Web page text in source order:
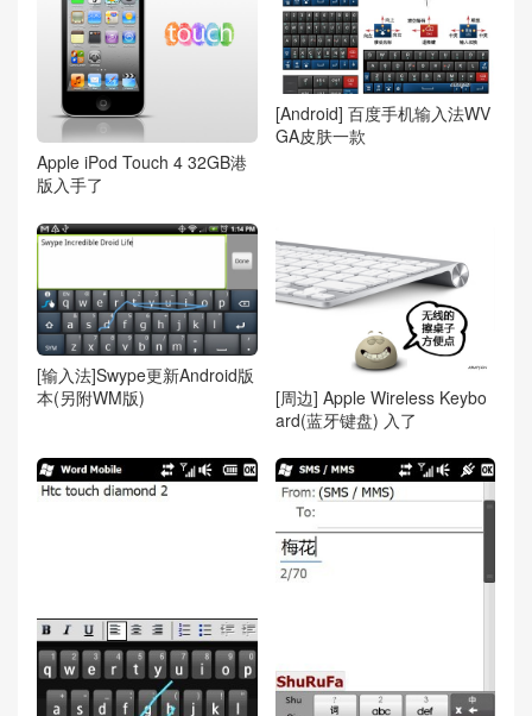
Apple iPod Touch 4 32GB港
版入手了
[Android] 百度手机输入法WV
GA皮肤一款
[输入法]Swype更新Android版
本(另附WM版)
[周边] Apple Wireless Keybo
ard(蓝牙键盘) 入了